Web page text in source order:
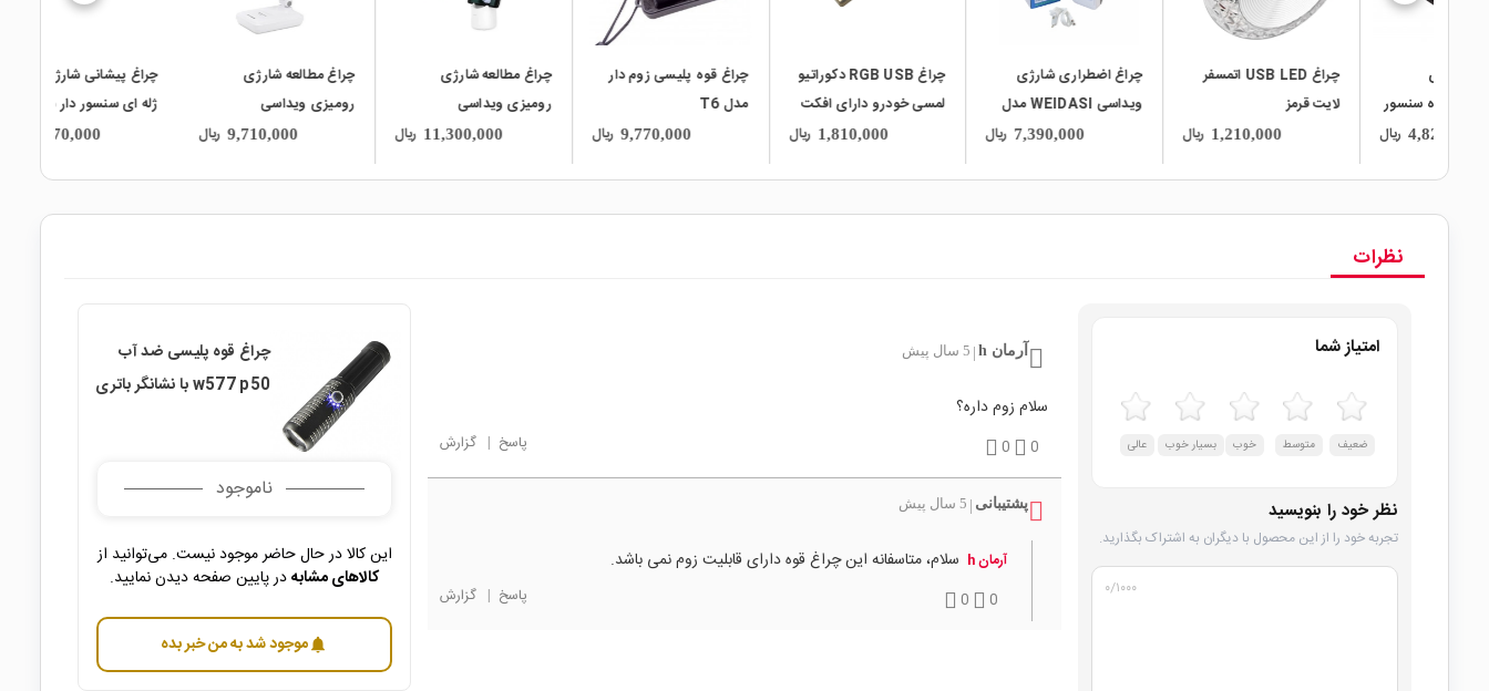
چراغ USB LED اتمسفر
لایت قرمز
ریال
چراغ اضطراری شارژی
ویداسی WEIDASI مدل
WD-823A
ریال
چراغ RGB USB دکوراتیو
لمسی خودرو دارای افکت
نوری حساس به صدا
ریال
چراغ قوه پلیسی زوم دار
مدل T6
ریال
چراغ مطالعه شارژی
رومیزی ویداسی
WEIDASI مدل WD-
11,300,000 ریال
چراغ مطالعه شارژی
رومیزی ویداسی
ریال
چراغ پیشانی شارژی COB
ژله ای سنسور دار مدل
W689
ریال
نظرات
امتیاز شما
ضعیف متوسط خوب بسیار خوب عالی
نظر خود را بنویسید
تجربه خود را از این محصول با دیگران به اشتراک بگذارید.
۰/۱۰۰۰
آرمان h 5 سال پیش
سلام زوم داره؟
0
0 پاسخ | گزارش
پشتیبانی 5 سال پیش
آرمان h سلام، متاسفانه این چراغ قوه دارای قابلیت زوم نمی باشد.
0
0 پاسخ | گزارش
چراغ قوه پلیسی ضد آب
w577 p50 با نشانگر باتری
ناموجود
این کالا در حال حاضر موجود نیست. می‌توانید از
کالاهای مشابهدر پایین صفحه دیدن نمایید.
notificationsموجود شد به من خبر بده